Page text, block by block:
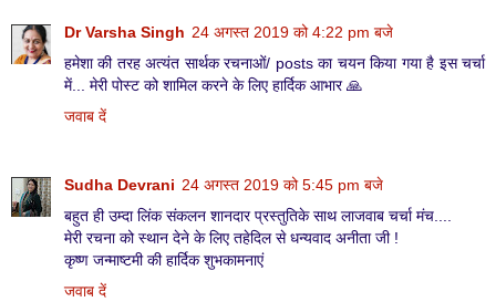
Dr Varsha Singh 24 अगस्त 2019 को 4:22 pm बजे
हमेशा की तरह अत्यंत सार्थक रचनाओं/ posts का चयन किया गया है इस चर्चा
में... मेरी पोस्ट को शामिल करने के लिए हार्दिक आभार 🙏
जवाब दें
Sudha Devrani 24 अगस्त 2019 को 5:45 pm बजे
बहुत ही उम्दा लिंक संकलन शानदार प्रस्तुतिके साथ लाजवाब चर्चा मंच....
मेरी रचना को स्थान देने के लिए तहेदिल से धन्यवाद अनीता जी !
कृष्ण जन्माष्टमी की हार्दिक शुभकामनाएं
जवाब दें